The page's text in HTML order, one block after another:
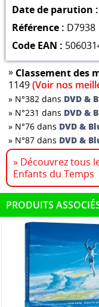
Date de parution :
Référence : D7938
Code EAN :
» Classement des
1149(Voir nos
» N°382 dans DVD &
» N°231 dans DVD &
» N°76 dans DVD &
» N°87 dans DVD &
» Découvrez tous
Enfants du Temps
PRODUITS